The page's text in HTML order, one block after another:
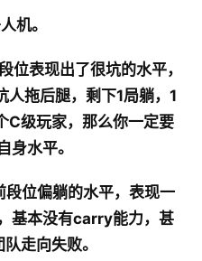
机。
表现出了很坑的水平，
拖后腿，剩下1局躺，1
C级玩家，那么你一定要
身水平。
位偏躺的水平，表现一
基本没有carry能力，甚
走向失败。